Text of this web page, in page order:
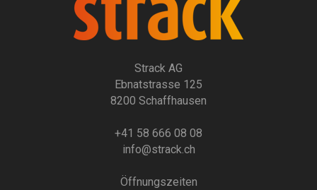
Strack AG
Ebnatstrasse 125
8200 Schaffhausen
+41 58 666 08 08
info@strack.ch
Öffnungszeiten